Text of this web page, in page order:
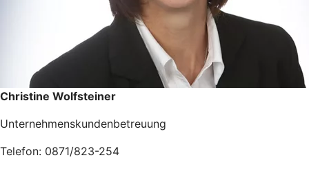
Christine Wolfsteiner
Unternehmenskundenbetreuung
Telefon: 0871/823-254